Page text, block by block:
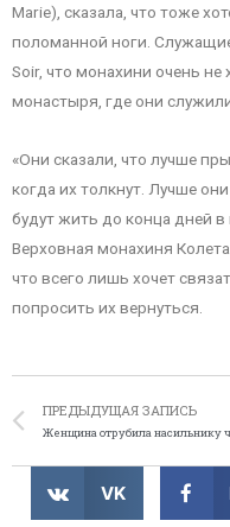
Marie), сказала, что тоже
поломанной ноги.
Soir, что монахини очень
монастыря, где они
«Они сказали, что лучше
когда их толкнут. Лучше
будут жить до конца дней
Верховная монахиня
что всего лишь хочет
попросить их вернуться.
ПРЕДЫДУЩАЯ ЗАПИСЬ
VK